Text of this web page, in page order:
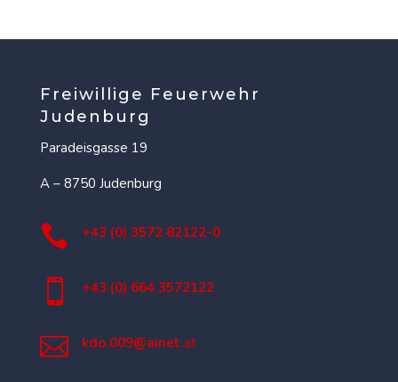
Freiwillige Feuerwehr
Judenburg
Paradeisgasse 19
A – 8750 Judenburg
 +43 (0) 3572 82122-0
 +43 (0) 664 3572122
 kdo.009@ainet.at